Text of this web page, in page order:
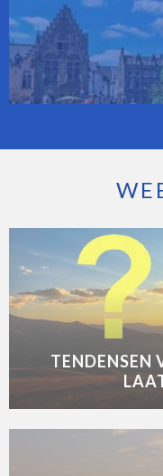
TENDENSEN